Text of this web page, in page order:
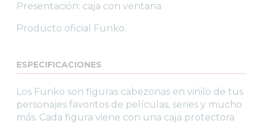
Presentación: caja con ventana
Producto oficial Funko.
ESPECIFICACIONES
Los Funko son figuras cabezonas en vinilo de tus
personajes favoritos de películas, series y mucho
más. Cada figura viene con una caja protectora